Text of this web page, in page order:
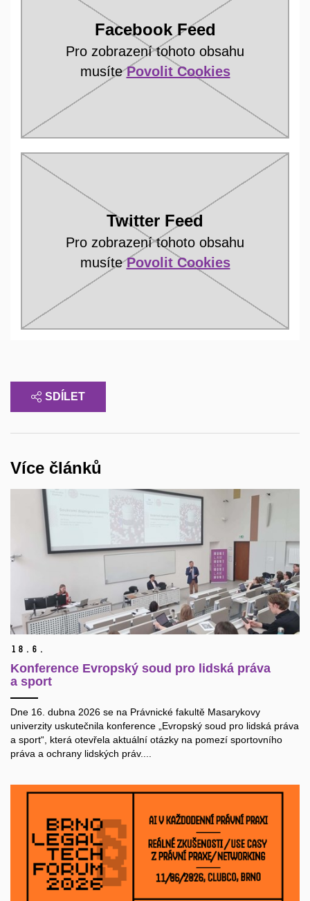
Facebook Feed
Pro zobrazení tohoto obsahu
musítePovolit Cookies
Twitter Feed
Pro zobrazení tohoto obsahu
musítePovolit Cookies
SDÍLET
Více článků
18. 6.
Konference Evropský soud pro lidská práva
a sport
Dne 16. dubna 2026 se na Právnické fakultě Masarykovy
univerzity uskutečnila konference „Evropský soud pro lidská práva
a sport“, která otevřela aktuální otázky na pomezí sportovního
práva a ochrany lidských práv....